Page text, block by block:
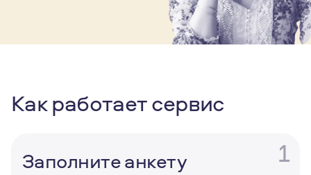
Как работает сервис
1
Заполните анкету